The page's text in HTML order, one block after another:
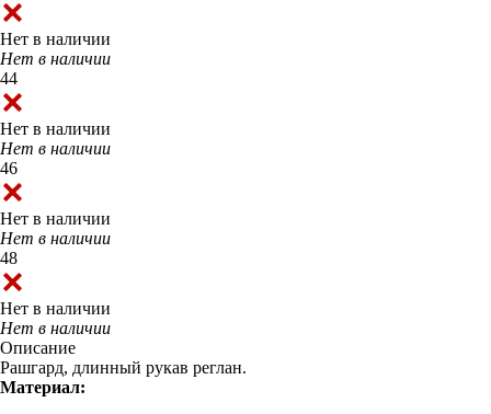
Нет в наличии
Нет в наличии
44
Нет в наличии
Нет в наличии
46
Нет в наличии
Нет в наличии
48
Нет в наличии
Нет в наличии
Описание
Рашгард, длинный рукав реглан.
Материал: